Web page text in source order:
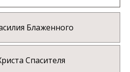
Блаженного
Спасителя